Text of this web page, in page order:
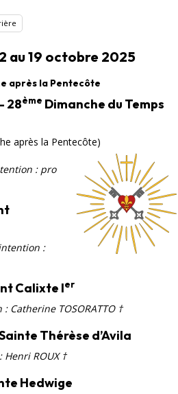
au 19 octobre 2025
après la Pentecôte
28ème Dimanche du Temps
après la Pentecôte)
: pro
:
Calixte Ier
Catherine TOSORATTO †
Thérèse d’Avila
ROUX †
Hedwige